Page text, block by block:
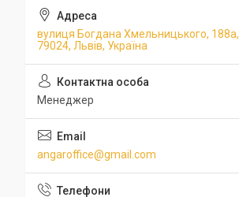
вулиця Богдана Хмельницького, 188а,
79024, Львів, Україна
Менеджер
angaroffice@gmail.com